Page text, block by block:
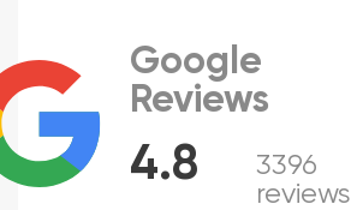
4.8
Google
Reviews
3396
reviews